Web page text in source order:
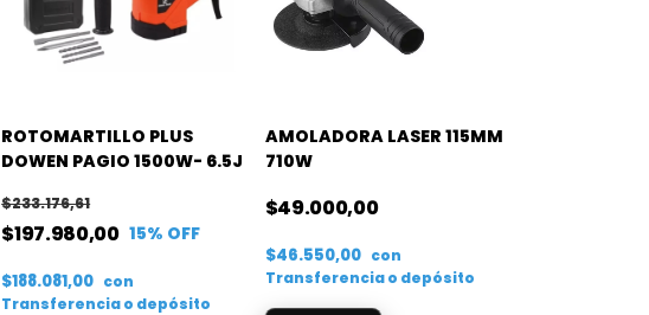
ROTOMARTILLO PLUS
DOWEN PAGIO 1500W- 6.5J
$197.980,00
$233.176,61
15% OFF
$188.081,00 con
Transferencia o depósito
AMOLADORA LASER 115MM
710W
$49.000,00
$46.550,00 con
Transferencia o depósito